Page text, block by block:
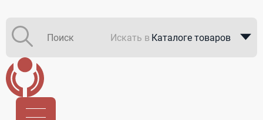
Искать в Каталоге товаров